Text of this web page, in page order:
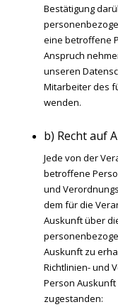
Bestätigung
eine betroffene
Anspruch
unseren
Mitarbeiter des
wenden.
b) Recht auf
Jede von der
betroffene
und
dem für die
Auskunft über
Auskunft zu
Richtlinien- und
Person
zugestanden: